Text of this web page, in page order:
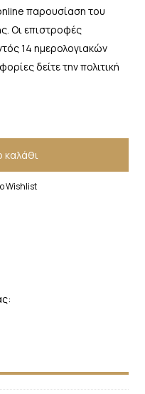
παρουσίαση του
Οι επιστροφές
14 ημερολογιακών
δείτε την πολιτική
Wishlist